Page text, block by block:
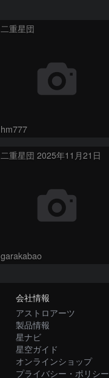
二重星団
hm777
二重星団 2025年11月21日
garakabao
会社情報
アストロアーツ
製品情報
星ナビ
星空ガイド
オンラインショップ
プライバシー・ポリシー